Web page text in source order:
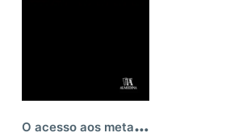
O
acesso aos metadados pelos Serviços de